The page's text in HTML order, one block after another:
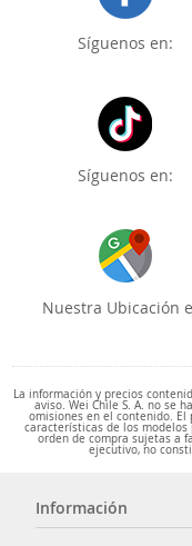
Síguenos en:
Síguenos en:
Nuestra Ubicación
La información y precios
aviso. Wei Chile S. A. no se
omisiones en el contenido.
características de los
orden de compra sujetas a
ejecutivo, no
Información